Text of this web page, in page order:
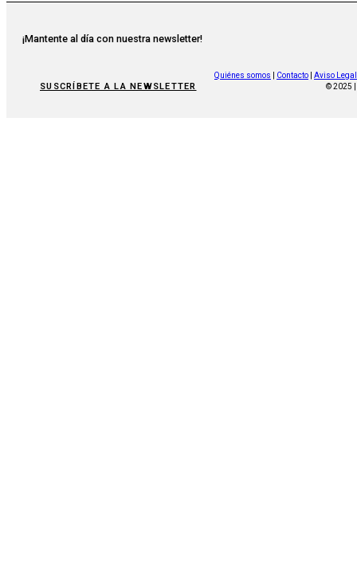
¡Mantente al día con nuestra newsletter!
SUSCRÍBETE A LA NEWSLETTER
Quiénes somos Contacto
Aviso Legal
© 2025